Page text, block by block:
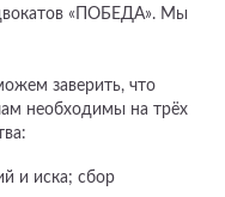
«ПОБЕДА». Мы
заверить, что
необходимы на трёх
и иска; сбор